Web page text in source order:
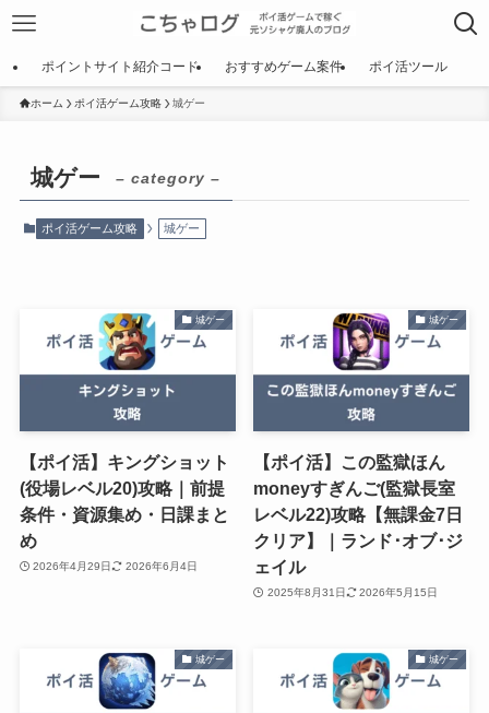
ポイントサイト紹介コード おすすめゲーム案件 ポイ活ツール
ホーム ポイ活ゲーム攻略 城ゲー
城ゲー – category –
ポイ活ゲーム攻略 城ゲー
城ゲー
【ポイ活】キングショット
(役場レベル20)攻略｜前提
条件・資源集め・日課まと
め
2026年4月29日 2026年6月4日
城ゲー
【ポイ活】この監獄ほん
moneyすぎんご(監獄長室
レベル22)攻略【無課金7日
クリア】｜ランド･オブ･ジ
ェイル
2025年8月31日 2026年5月15日
城ゲー 城ゲー